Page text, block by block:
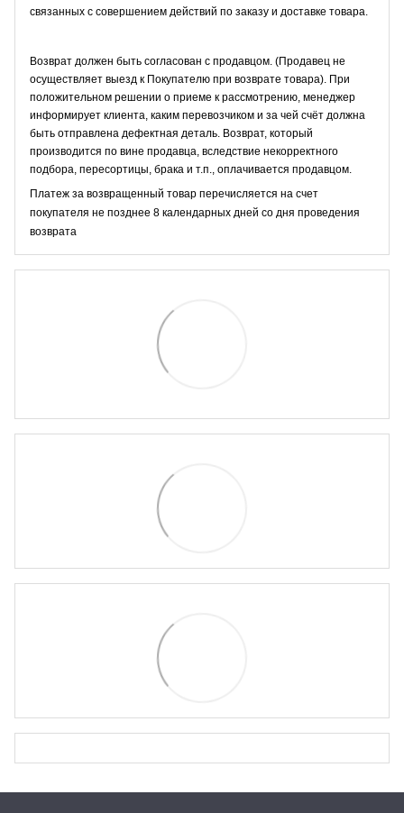
связанных с совершением действий по заказу и доставке товара.
Возврат должен быть согласован с продавцом. (Продавец не
осуществляет выезд к Покупателю при возврате товара). При
положительном решении о приеме к рассмотрению, менеджер
информирует клиента, каким перевозчиком и за чей счёт должна
быть отправлена дефектная деталь. Возврат, который
производится по вине продавца, вследствие некорректного
подбора, пересортицы, брака и т.п., оплачивается продавцом.
Платеж за возвращенный товар перечисляется на счет
покупателя не позднее 8 календарных дней со дня проведения
возврата